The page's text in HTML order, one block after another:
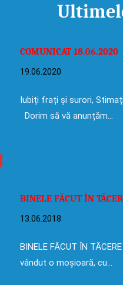
COMUNICAT 18.06.2020
19.06.2020
Iubiți frați și surori,
Dorim să vă anunțăm…
BINELE FĂCUT ÎN
13.06.2018
BINELE FĂCUT ÎN
vândut o moșioară, cu…